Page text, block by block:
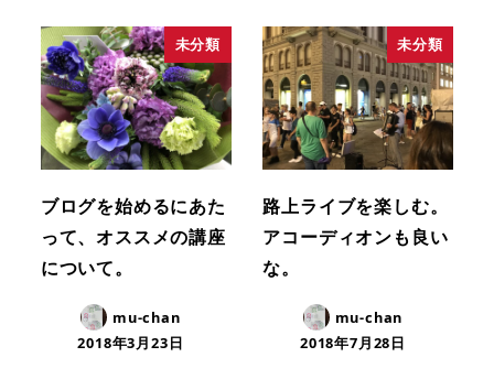
未分類
ブログを始めるにあた
って、オススメの講座
について。
mu-chan
2018年3月23日
未分類
路上ライブを楽しむ。
アコーディオンも良い
な。
mu-chan
2018年7月28日